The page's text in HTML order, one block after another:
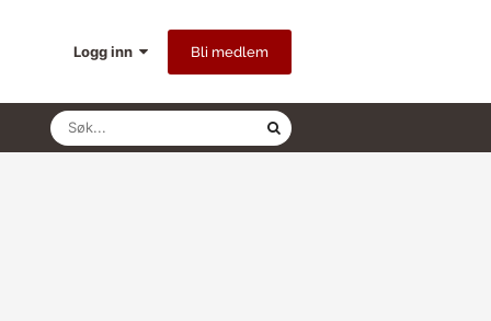
Logg inn Bli medlem